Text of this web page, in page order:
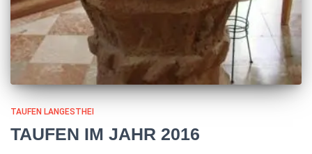
TAUFEN LANGESTHEI
TAUFEN IM JAHR 2016